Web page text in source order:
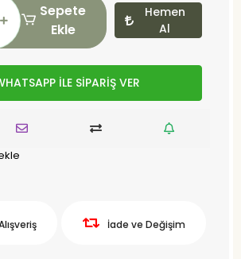
Sepete
Ekle
Hemen
Al
İLE SİPARİŞ VER
İade ve Değişim